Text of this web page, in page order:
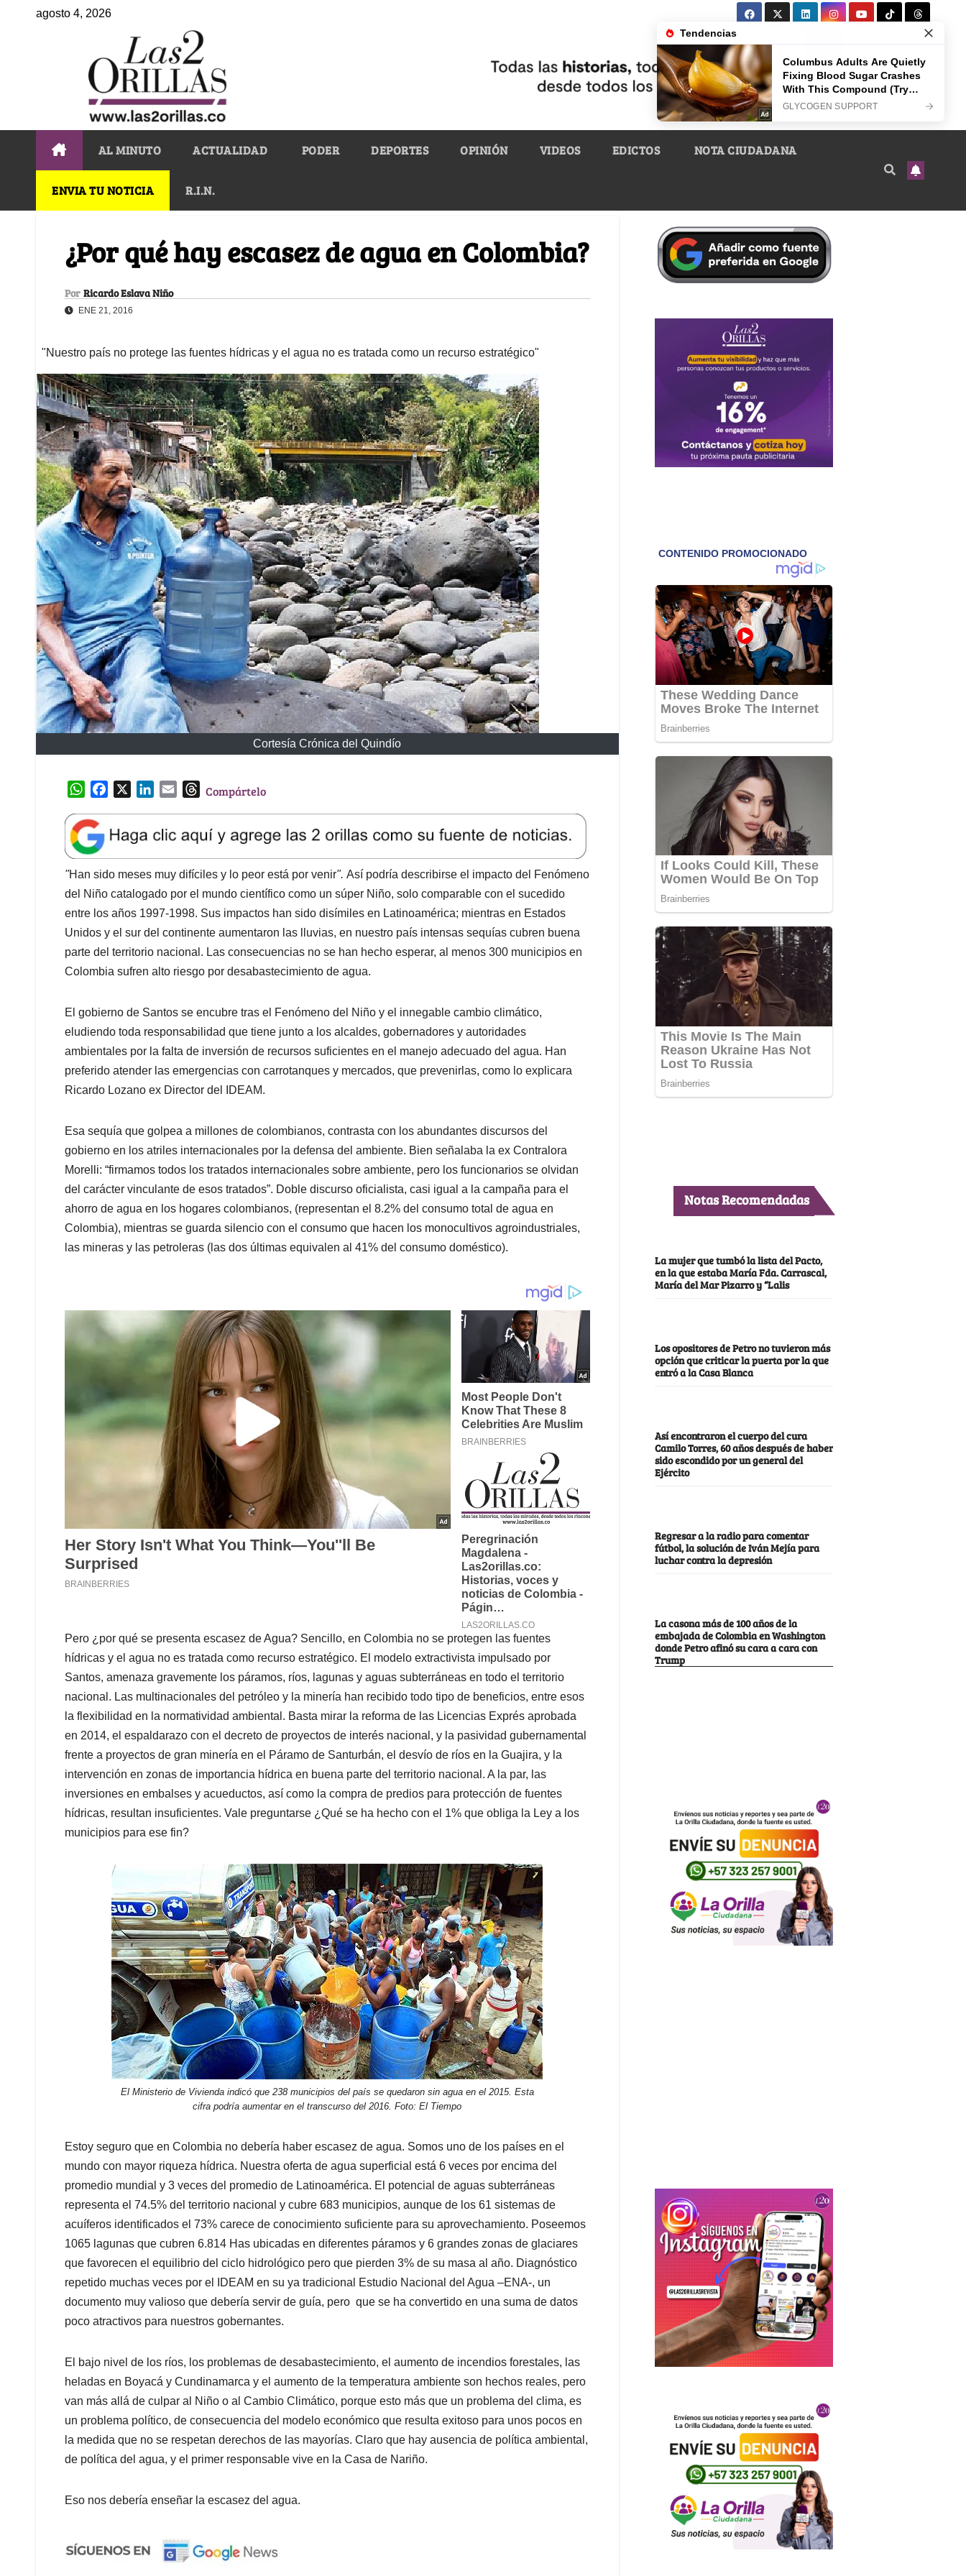
agosto 4, 2026
AL MINUTO ACTUALIDAD PODER DEPORTES OPINIÓN VIDEOS EDICTOS NOTA CIUDADANA
ENVIA TU NOTICIA R.I.N.
¿Por qué hay escasez de agua en Colombia?
Por Ricardo Eslava Niño
ENE 21, 2016
"Nuestro país no protege las fuentes hídricas y el agua no es tratada como un recurso estratégico"
Cortesía Crónica del Quindío
W
a
t
s
A
p
p
e
b
o
o
k
k
e
d
I
n
l
T
e
a
d
s
Compártelo
"Han sido meses muy difíciles y lo peor está por venir". Así podría describirse el impacto del Fenómeno
del Niño catalogado por el mundo científico como un súper Niño, solo comparable con el sucedido
entre los años 1997-1998. Sus impactos han sido disímiles en Latinoamérica; mientras en Estados
Unidos y el sur del continente aumentaron las lluvias, en nuestro país intensas sequías cubren buena
parte del territorio nacional. Las consecuencias no se han hecho esperar, al menos 300 municipios en
Colombia sufren alto riesgo por desabastecimiento de agua.
El gobierno de Santos se encubre tras el Fenómeno del Niño y el innegable cambio climático,
eludiendo toda responsabilidad que tiene junto a los alcaldes, gobernadores y autoridades
ambientales por la falta de inversión de recursos suficientes en el manejo adecuado del agua. Han
preferido atender las emergencias con carrotanques y mercados, que prevenirlas, como lo explicara
Ricardo Lozano ex Director del IDEAM.
Esa sequía que golpea a millones de colombianos, contrasta con los abundantes discursos del
gobierno en los atriles internacionales por la defensa del ambiente. Bien señalaba la ex Contralora
Morelli: “firmamos todos los tratados internacionales sobre ambiente, pero los funcionarios se olvidan
del carácter vinculante de esos tratados”. Doble discurso oficialista, casi igual a la campaña para el
ahorro de agua en los hogares colombianos, (representan el 8.2% del consumo total de agua en
Colombia), mientras se guarda silencio con el consumo que hacen los monocultivos agroindustriales,
las mineras y las petroleras (las dos últimas equivalen al 41% del consumo doméstico).
Pero ¿por qué se presenta escasez de Agua? Sencillo, en Colombia no se protegen las fuentes
hídricas y el agua no es tratada como recurso estratégico. El modelo extractivista impulsado por
Santos, amenaza gravemente los páramos, ríos, lagunas y aguas subterráneas en todo el territorio
nacional. Las multinacionales del petróleo y la minería han recibido todo tipo de beneficios, entre esos
la flexibilidad en la normatividad ambiental. Basta mirar la reforma de las Licencias Exprés aprobada
en 2014, el espaldarazo con el decreto de proyectos de interés nacional, y la pasividad gubernamental
frente a proyectos de gran minería en el Páramo de Santurbán, el desvío de ríos en la Guajira, y la
intervención en zonas de importancia hídrica en buena parte del territorio nacional. A la par, las
inversiones en embalses y acueductos, así como la compra de predios para protección de fuentes
hídricas, resultan insuficientes. Vale preguntarse ¿Qué se ha hecho con el 1% que obliga la Ley a los
municipios para ese fin?
El Ministerio de Vivienda indicó que 238 municipios del país se quedaron sin agua en el 2015. Esta
cifra podría aumentar en el transcurso del 2016. Foto: El Tiempo
Estoy seguro que en Colombia no debería haber escasez de agua. Somos uno de los países en el
mundo con mayor riqueza hídrica. Nuestra oferta de agua superficial está 6 veces por encima del
promedio mundial y 3 veces del promedio de Latinoamérica. El potencial de aguas subterráneas
representa el 74.5% del territorio nacional y cubre 683 municipios, aunque de los 61 sistemas de
acuíferos identificados el 73% carece de conocimiento suficiente para su aprovechamiento. Poseemos
1065 lagunas que cubren 6.814 Has ubicadas en diferentes páramos y 6 grandes zonas de glaciares
que favorecen el equilibrio del ciclo hidrológico pero que pierden 3% de su masa al año. Diagnóstico
repetido muchas veces por el IDEAM en su ya tradicional Estudio Nacional del Agua –ENA-, un
documento muy valioso que debería servir de guía, pero que se ha convertido en una suma de datos
poco atractivos para nuestros gobernantes.
El bajo nivel de los ríos, los problemas de desabastecimiento, el aumento de incendios forestales, las
heladas en Boyacá y Cundinamarca y el aumento de la temperatura ambiente son hechos reales, pero
van más allá de culpar al Niño o al Cambio Climático, porque esto más que un problema del clima, es
un problema político, de consecuencia del modelo económico que resulta exitoso para unos pocos en
la medida que no se respetan derechos de las mayorías. Claro que hay ausencia de política ambiental,
de política del agua, y el primer responsable vive en la Casa de Nariño.
Eso nos debería enseñar la escasez del agua.
Notas Recomendadas
La mujer que tumbó la lista del Pacto,
en la que estaba María Fda. Carrascal,
María del Mar Pizarro y “Lalis
Los opositores de Petro no tuvieron más
opción que criticar la puerta por la que
entró a la Casa Blanca
Así encontraron el cuerpo del cura
Camilo Torres, 60 años después de haber
sido escondido por un general del
Ejército
Regresar a la radio para comentar
fútbol, la solución de Iván Mejía para
luchar contra la depresión
La casona más de 100 años de la
embajada de Colombia en Washington
donde Petro afinó su cara a cara con
Trump